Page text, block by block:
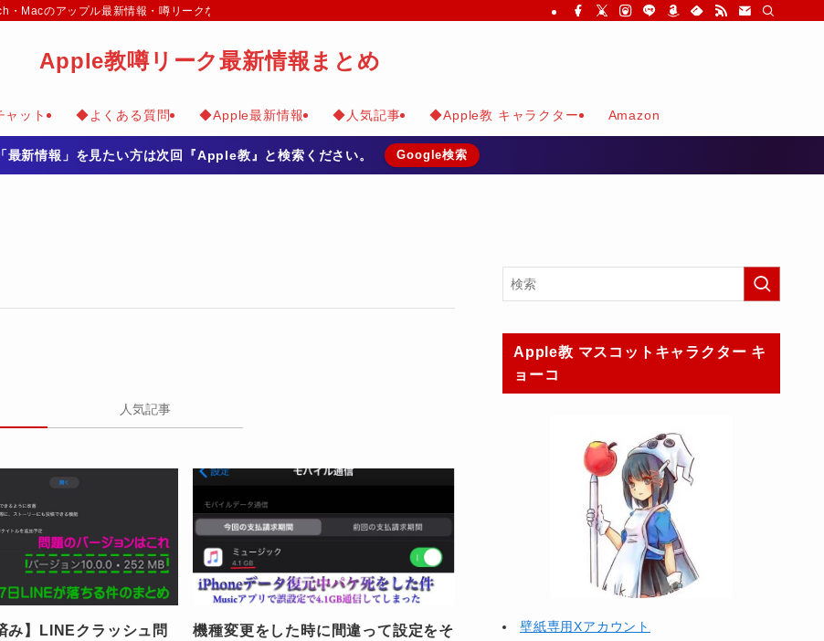
Macのアップル最新情報・噂リークなどのまとめて掲載
Apple教噂リーク最新情報まとめ
ット ◆よくある質問 ◆Apple最新情報 ◆人気記事 ◆Apple教 キャラクター Amazon
新情報」を見たい方は次回『Apple教』と検索ください。 Google検索
人気記事
み】LINEクラッシュ問
機種変更をした時に間違って設定をそ
Apple教 マスコットキャラクター キ
ョーコ
壁紙専用Xアカウント